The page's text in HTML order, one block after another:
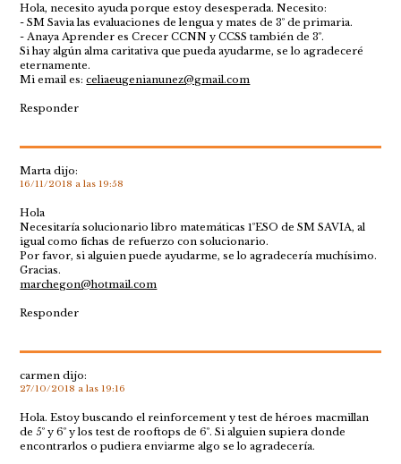
Hola, necesito ayuda porque estoy desesperada. Necesito:
- SM Savia las evaluaciones de lengua y mates de 3º de primaria.
- Anaya Aprender es Crecer CCNN y CCSS también de 3º.
Si hay algún alma caritativa que pueda ayudarme, se lo agradeceré
eternamente.
Mi email es:celiaeugenianunez@gmail.com
Responder
Marta dijo:
16/11/2018 a las 19:58
Hola
Necesitaría solucionario libro matemáticas 1ºESO de SM SAVIA, al
igual como fichas de refuerzo con solucionario.
Por favor, si alguien puede ayudarme, se lo agradecería muchísimo.
Gracias.
marchegon@hotmail.com
Responder
carmen dijo:
27/10/2018 a las 19:16
Hola. Estoy buscando el reinforcement y test de héroes macmillan
de 5º y 6º y los test de rooftops de 6º. Si alguien supiera donde
encontrarlos o pudiera enviarme algo se lo agradecería.